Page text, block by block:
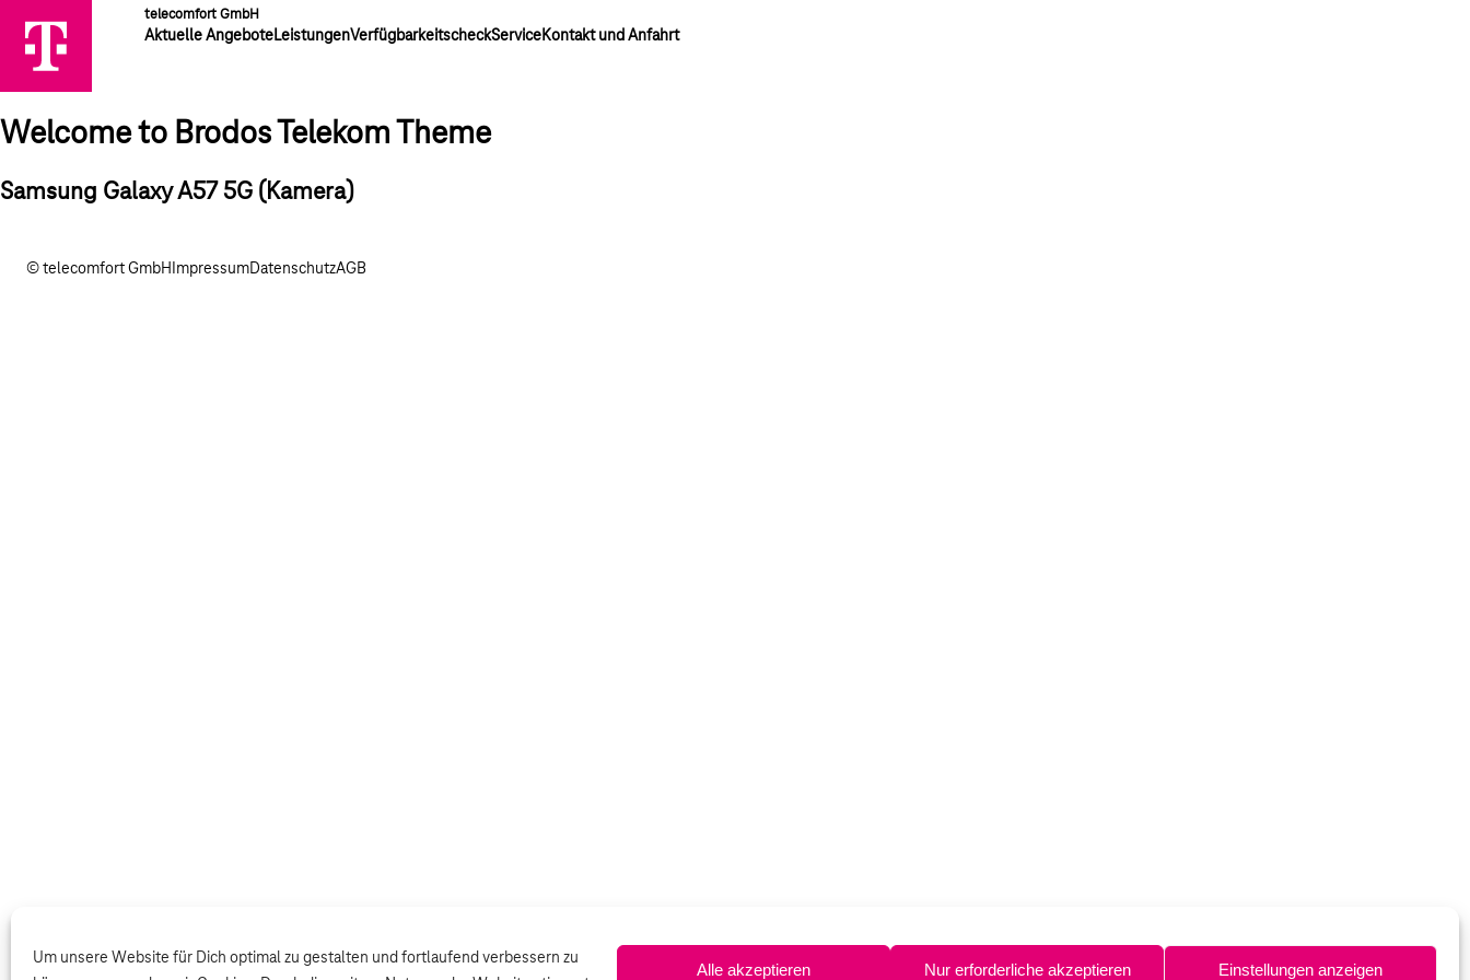
Um unsere Website für Dich optimal zu gestalten und fortlaufend verbessern zu
Alle akzeptieren Nur erforderliche akzeptieren Einstellungen anzeigen
telecomfort GmbH
Aktuelle AngeboteLeistungenVerfügbarkeitscheckServiceKontakt und Anfahrt
Welcome to Brodos Telekom Theme
Samsung Galaxy A57 5G (Kamera)
© telecomfort GmbH ImpressumDatenschutzAGB